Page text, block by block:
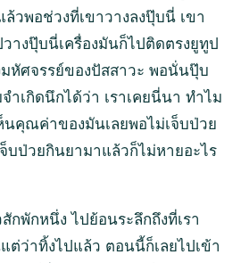
ล้วพอช่วงที่เขาวางลงปุ๊บนี่ เขา
วางปุ๊บนี่เครื่องมันก็ไปติดตรงยูทูป
มหัศจรรย์ของปัสสาวะ พอนั่นปุ๊บ
ำเกิดนึกได้ว่า เราเคยนี่นา ทำไม
ห็นคุณค่าของมันเลยพอไม่เจ็บป่วย
บป่วยกินยามาแล้วก็ไม่หายอะไร
กพักหนึ่ง ไปย้อนระลึกถึงที่เรา
ต่ว่าทิ้งไปแล้ว ตอนนี้ก็เลยไปเข้า